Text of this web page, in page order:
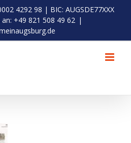
4292 98 | BIC: AUGSDE77XXX
+49 821 508 49 62 |